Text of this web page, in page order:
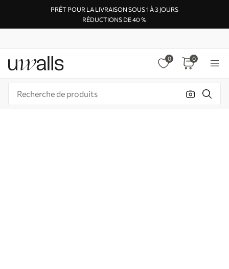
PRÊT POUR LA LIVRAISON SOUS 1 À 3 JOURS
RÉDUCTIONS DE 40 %
0 0